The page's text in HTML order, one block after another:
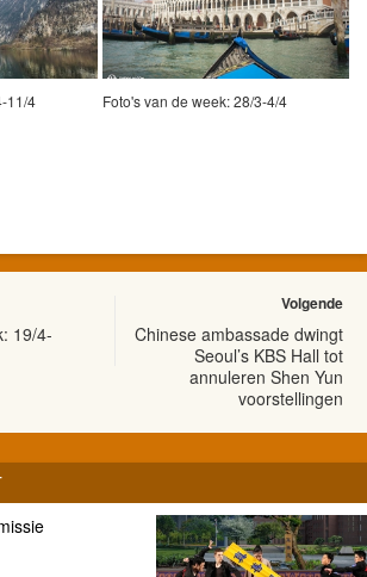
11/4 Foto's van de week: 28/3-4/4
19/4-
Volgende
Chinese ambassade dwingt
Seoul’s KBS Hall tot
annuleren Shen Yun
voorstellingen